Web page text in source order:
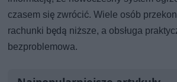
czasem się zwrócić. Wiele osób
rachunki będą niższe, a obsługa
bezproblemowa.